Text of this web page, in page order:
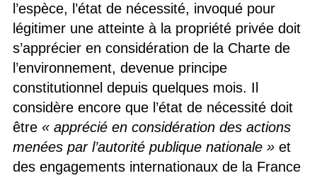
l’espèce, l’état de nécessité, invoqué pour
légitimer une atteinte à la propriété privée doit
s’apprécier en considération de la Charte de
l’environnement, devenue principe
constitutionnel depuis quelques mois. Il
considère encore que l’état de nécessité doit
être « apprécié en considération des actions
menées par l’autorité publique nationale »et
des engagements internationaux de la France